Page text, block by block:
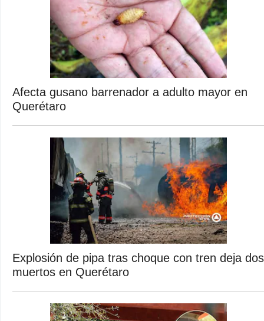
Afecta gusano barrenador a adulto mayor en
Querétaro
Explosión de pipa tras choque con tren deja dos
muertos en Querétaro